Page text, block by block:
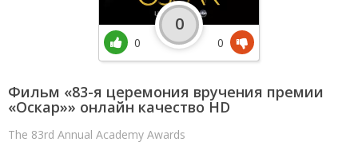
Фильм «83-я церемония вручения премии
«Оскар»» онлайн качество HD
The 83rd Annual Academy Awards
0
0
0